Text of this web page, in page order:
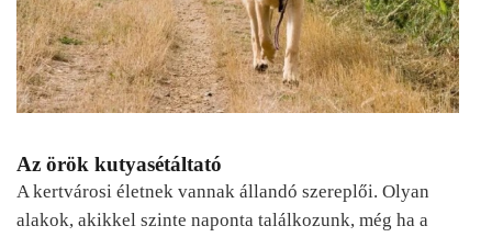
Az örök kutyasétáltató
A kertvárosi életnek vannak állandó szereplői. Olyan
alakok, akikkel szinte naponta találkozunk, még ha a